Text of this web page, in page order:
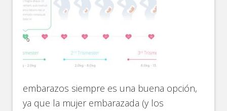
embarazos siempre es una buena opción,
ya que la mujer embarazada (y los